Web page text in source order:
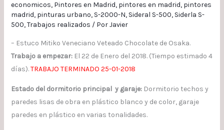
economicos, Pintores en Madrid, pintores en madrid, pintores
madrid, pinturas urbano, S-2000-N, Sideral S-500, Siderla S-
500,Trabajos realizados / PorJavier
– Estuco Mitiko Veneciano Veteado Chocolate de Osaka.
Trabajo a empezar:El 22 de Enero del 2018. (Tiempo estimado 4
días).TRABAJO TERMINADO 25-01-2018
Estado del dormitorio principal y garaje:Dormitorio techos y
paredes lisas de obra en plástico blanco y de color, garaje
paredes en plástico en varias tonalidades.